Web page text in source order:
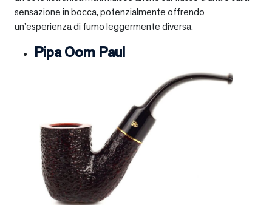
sensazione in bocca, potenzialmente offrendo
un’esperienza di fumo leggermente diversa.
Pipa Oom Paul